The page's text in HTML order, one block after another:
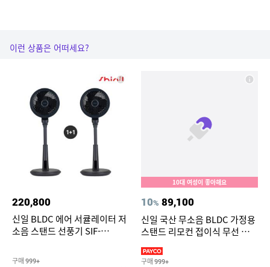
이런 상품은 어떠세요?
220,800
신일 BLDC 에어 서큘레이터 저
소음 스탠드 선풍기 SIF-
구매 999+
10대 여성이 좋아해요
10% 89,100
신일 국산 무소음 BLDC 가정용
스탠드 리모컨 접이식 무선 선풍
구매 999+